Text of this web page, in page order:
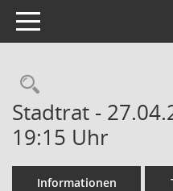
Toggle navigation
Stadtrat -
19:15 Uhr
Informationen